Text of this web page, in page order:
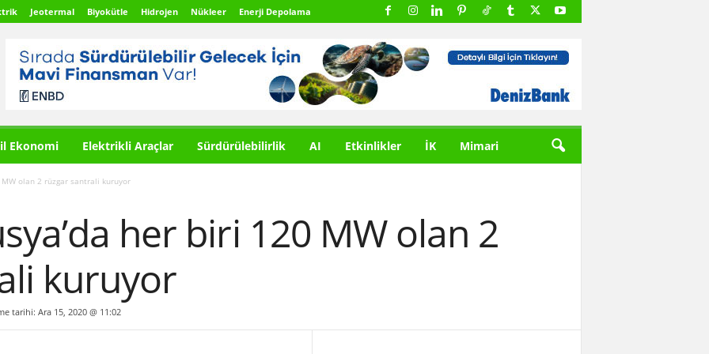
Jeotermal Biyokütle Hidrojen Nükleer Enerji Depolama
Ekonomi Elektrikli Araçlar Sürdürülebilirlik AI Etkinlikler İK Mimari
MW olan 2 rüzgar santrali kuruyor
her biri 120 MW olan 2
kuruyor
tarihi: Ara 15, 2020 @ 11:02